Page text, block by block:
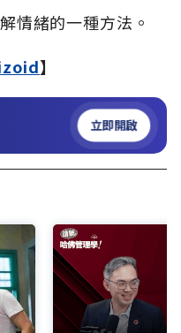
情緒的一種方法。
】
立即開啟